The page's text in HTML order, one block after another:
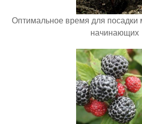
Оптимальное время для
начинающих